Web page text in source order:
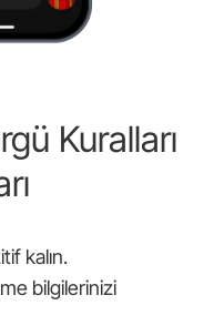
Kuralları
kalın.
bilgilerinizi